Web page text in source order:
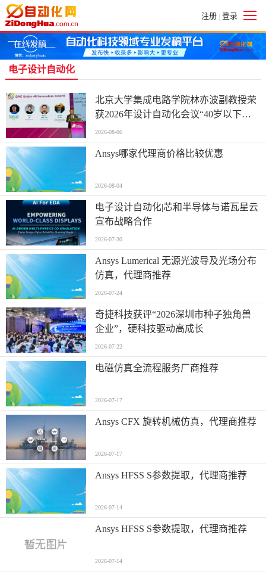
注册 | 登录
电子设计自动化
北京大学集成电路学院林亦波副教授荣
获2026年设计自动化会议“40岁以下优
秀创新者奖
2026-08-06
Ansys哪家代理商价格比较优惠
2026-08-04
电子设计自动化|芯和半导体与诺瓦星云
宣布战略合作
2026-07-30
Ansys Lumerical 无源光波导及光场分布
仿真，代理商推荐
2026-07-24
奇捷科技获评“2026深圳市种子独角兽
企业”，硬科技驱动高成长
2026-07-22
电磁仿真全流程服务厂商推荐
2026-07-17
Ansys CFX 旋转机械仿真，代理商推荐
2026-07-17
Ansys HFSS S参数提取，代理商推荐
2026-07-14
Ansys HFSS S参数提取，代理商推荐
2026-07-14